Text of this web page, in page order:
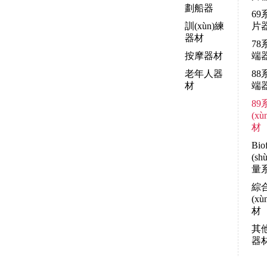
劃船器
訓(xùn)練
器材
按摩器材
老年人器
材
69
片
78
端
88
端
89
材
量
綜
材
其
器